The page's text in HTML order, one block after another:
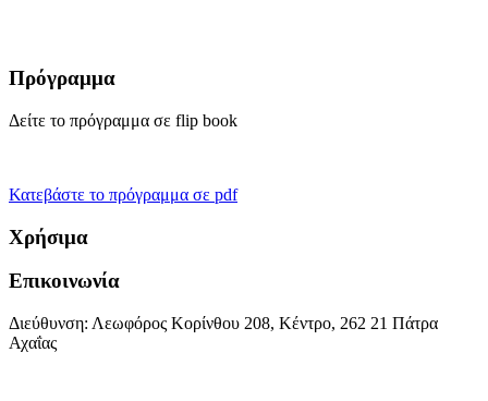
Πρόγραμμα
Δείτε το πρόγραμμα σε flip book
Κατεβάστε το πρόγραμμα σε pdf
Χρήσιμα
Επικοινωνία
Διεύθυνση: Λεωφόρος Κορίνθου 208, Κέντρο, 262 21 Πάτρα
Αχαΐας